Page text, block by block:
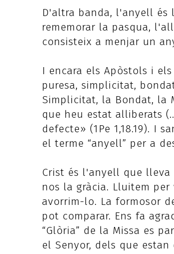
D'altra banda, l'anyell
rememorar la pasqua,
consisteix a menjar un
I encara els Apòstols i
puresa, simplicitat,
Simplicitat, la Bondat, la
que heu estat alliberats
defecte» (1Pe 1,18.19). I
el terme “anyell” per a
Crist és l'anyell que
nos la gràcia. Lluitem
avorrim-lo. La formosor
pot comparar. Ens fa
“Glòria” de la Missa es
el Senyor, dels que estan